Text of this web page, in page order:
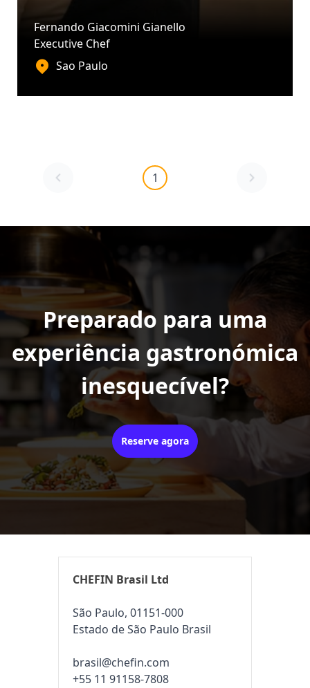
Fernando Giacomini Gianello
Executive Chef
Sao Paulo
1
Preparado para uma
experiência gastronómica
inesquecível?
Reserve agora
CHEFIN Brasil Ltd
São Paulo, 01151-000
Estado de São Paulo Brasil
brasil@chefin.com
+55 11 91158-7808